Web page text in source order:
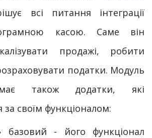
всі питання інтеграції
касою. Саме він
продажі, робити
податки. Модуль
має також додатки, які
за своїм функціоналом:
базовий - його функціонал